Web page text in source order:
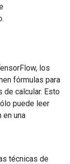
los
fórmulas para
calcular. Esto
puede leer
una
técnicas de